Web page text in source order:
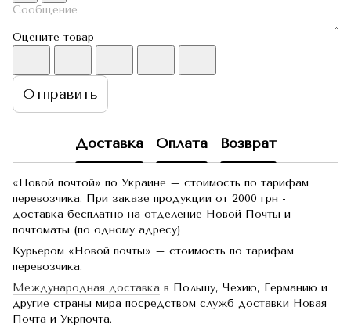
Оцените товар
Отправить
Доставка Оплата Возврат
«Новой почтой» по Украине – стоимость по тарифам
перевозчика. При заказе продукции от 2000 грн -
доставка бесплатно на отделение Новой Почты и
почтоматы (по одному адресу)
Курьером «Новой почты» – стоимость по тарифам
перевозчика.
Международная доставка в Польшу, Чехию, Германию и
другие страны мира посредством служб доставки Новая
Почта и Укрпочта.